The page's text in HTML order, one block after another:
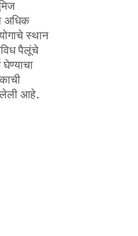
अधिक
स्थान
पैलूंचे
घेण्याचा
आहे.